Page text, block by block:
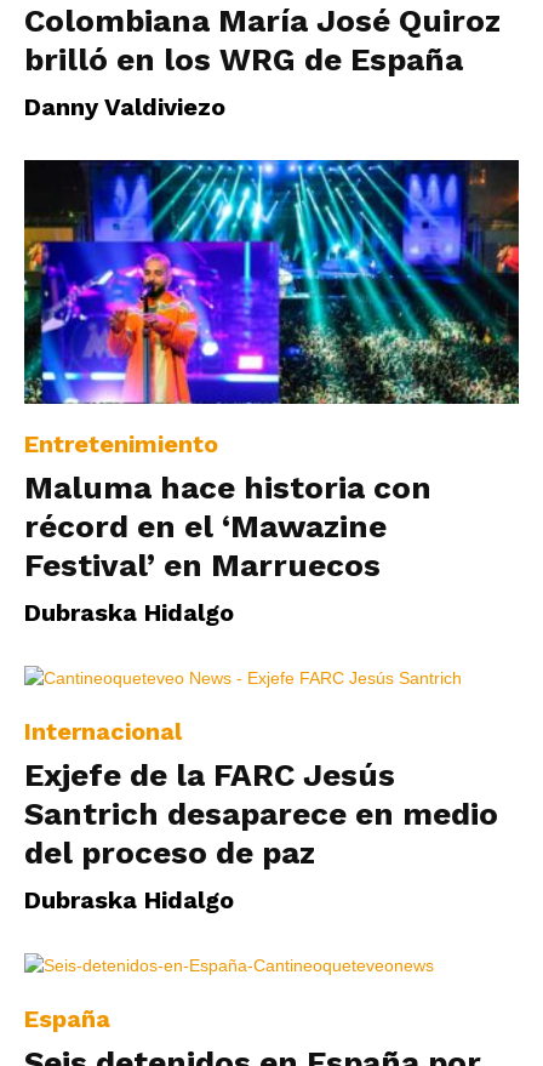
Colombiana María José Quiroz
brilló en los WRG de España
Danny Valdiviezo
Entretenimiento
Maluma hace historia con
récord en el ‘Mawazine
Festival’ en Marruecos
Dubraska Hidalgo
Internacional
Exjefe de la FARC Jesús
Santrich desaparece en medio
del proceso de paz
Dubraska Hidalgo
España